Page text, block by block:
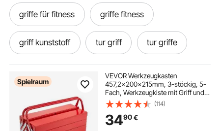
griffe für fitness griffe fitness
griff kunststoff tur griff tur griffe
tür griff
Spielraum
VEVOR Werkzeugkasten
457,2x200x215mm, 3-stöckig, 5-
Fach, Werkzeugkiste mit Griff und
Schlossloch, pulverbeschichteter
Stahl, Werkzeugkoffer für Haushalt,
Fabrik, Lager, Reparaturwerkstatt,
rot
(114)
3490€